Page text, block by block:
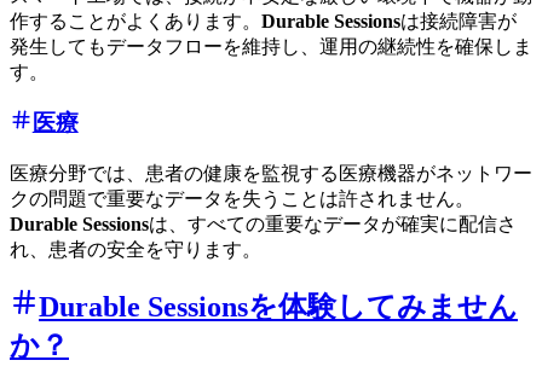
作することがよくあります。 Durable Sessionsは接続障害が
発生してもデータフローを維持し、運用の継続性を確保しま
す。
医療
医療分野では、患者の健康を監視する医療機器がネットワー
クの問題で重要なデータを失うことは許されません。
Durable Sessionsは、すべての重要なデータが確実に配信さ
れ、患者の安全を守ります。
Durable Sessionsを体験してみません
か？